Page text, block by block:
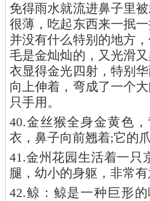
免得雨水就流进鼻子里
很薄，吃起东西来一抿
并没有什么特别的地方
毛是金灿灿的，又光滑
衣显得金光四射，特别
向上伸着，弯成了一个
只手用。
40.金丝猴全身金黄色
衣，鼻子向前翘着;它的
41.金州花园生活着一只
腿，幼小的身躯，非常有
42.鲸：鲸是一种巨形